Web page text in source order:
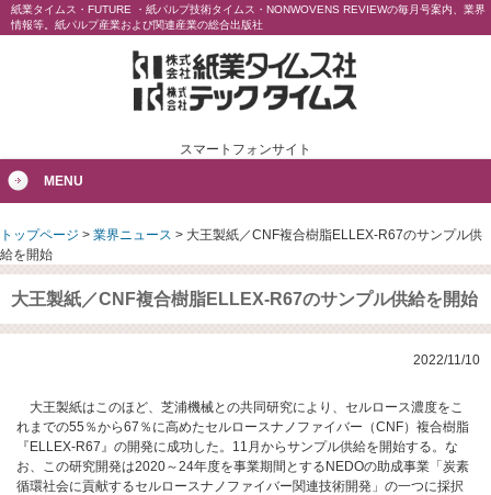
紙業タイムス・FUTURE ・紙パルプ技術タイムス・NONWOVENS REVIEWの毎月号案内、業界
情報等。紙パルプ産業および関連産業の総合出版社
スマートフォンサイト
MENU
トップページ > 業界ニュース > 大王製紙／CNF複合樹脂ELLEX-R67のサンプル供
給を開始
大王製紙／CNF複合樹脂ELLEX-R67のサンプル供給を開始
2022/11/10
大王製紙はこのほど、芝浦機械との共同研究により、セルロース濃度をこ
れまでの55％から67％に高めたセルロースナノファイバー（CNF）複合樹脂
『ELLEX-R67』の開発に成功した。11月からサンプル供給を開始する。な
お、この研究開発は2020～24年度を事業期間とするNEDOの助成事業「炭素
循環社会に貢献するセルロースナノファイバー関連技術開発」の一つに採択